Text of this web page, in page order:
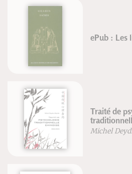
ePub : Les
Traité de
Michel